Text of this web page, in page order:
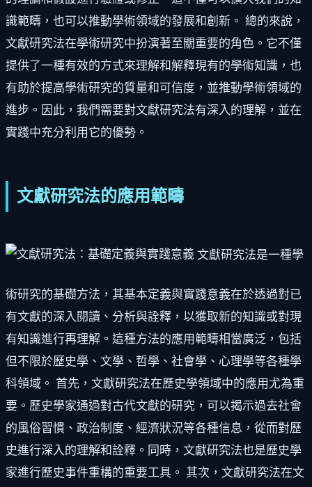
識範疇，也可以推動學術領域的發展和創新。 總的來說，
文獻研究法在學術研究中扮演著至關重要的角色。它不僅
提供了一種有效的方式來理解和解釋現有的學術知識，也
有助於提高學術研究的質量和可信度，並推動學術領域的
進步。因此，我們需要對文獻研究法有深入的理解，並在
實踐中充分利用它的優勢。
文獻研究法的應用範疇
文獻研究法是一種學
術研究的基礎方法，其基本定義與實踐意義在於透過對已
有文獻的深入閱讀、分析與詮釋，以獲取新的知識或對現
有知識進行再理解。這種方法的應用範疇相當廣泛，包括
但不限於歷史學、文學、哲學、社會學、心理學等各種學
科領域。 首先，文獻研究法在歷史學領域中的應用尤為重
要。歷史學家通過對古代文獻的研究，可以揭示過去社會
的風俗習慣、政治制度、經濟狀況等各種信息，從而對歷
史進行深入的理解和詮釋。同時，文獻研究法也是歷史學
家進行歷史事件重構的重要工具。 其次，文獻研究法在文